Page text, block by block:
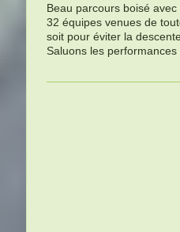
Beau parcours boisé
32 équipes venues de
soit pour éviter la
Saluons les